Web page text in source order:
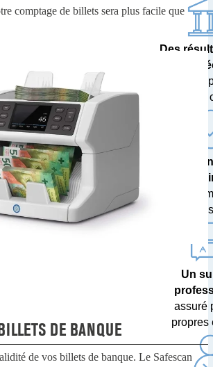
comptage de billets sera plus facile que
DE BANQUE
de vos billets de banque. Le Safescan
Des
testés
banques
Une
avec des
de
Un
assuré
propres